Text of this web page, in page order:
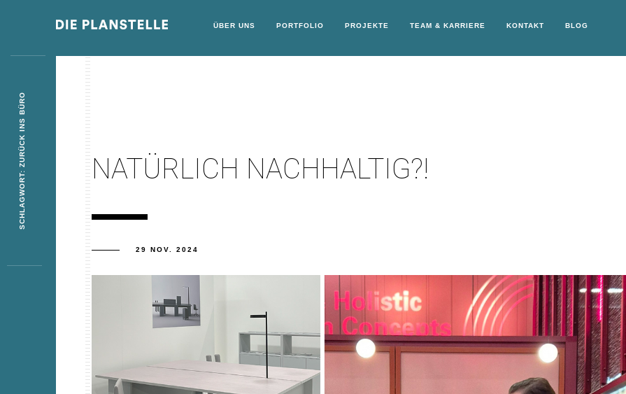
ÜBER UNS PORTFOLIO PROJEKTE TEAM & KARRIERE KONTAKT BLOG
NATÜRLICH NACHHALTIG?!
29 NOV. 2024
SCHLAGWORT: ZURÜCK INS BÜRO